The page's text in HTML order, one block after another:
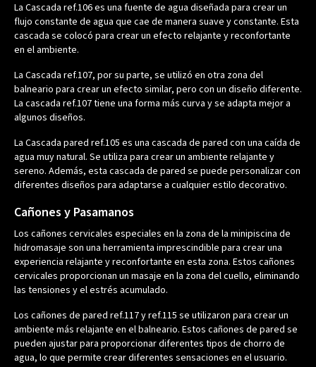
La Cascada ref.106 es una fuente de agua diseñada para crear un
flujo constante de agua que cae de manera suave y constante. Esta
cascada se colocó para crear un efecto relajante y reconfortante
en el ambiente.
La Cascada ref.107, por su parte, se utilizó en otra zona del
balneario para crear un efecto similar, pero con un diseño diferente.
La cascada ref.107 tiene una forma más curva y se adapta mejor a
algunos diseños.
La Cascada pared ref.105 es una cascada de pared con una caída de
agua muy natural. Se utiliza para crear un ambiente relajante y
sereno. Además, esta cascada de pared se puede personalizar con
diferentes diseños para adaptarse a cualquier estilo decorativo.
Cañones y Pasamanos
Los cañones cervicales especiales en la zona de la minipiscina de
hidromasaje son una herramienta imprescindible para crear una
experiencia relajante y reconfortante en esta zona. Estos cañones
cervicales proporcionan un masaje en la zona del cuello, eliminando
las tensiones y el estrés acumulado.
Los cañones de pared ref.117 y ref.115 se utilizaron para crear un
ambiente más relajante en el balneario. Estos cañones de pared se
pueden ajustar para proporcionar diferentes tipos de chorro de
agua, lo que permite crear diferentes sensaciones en el usuario.